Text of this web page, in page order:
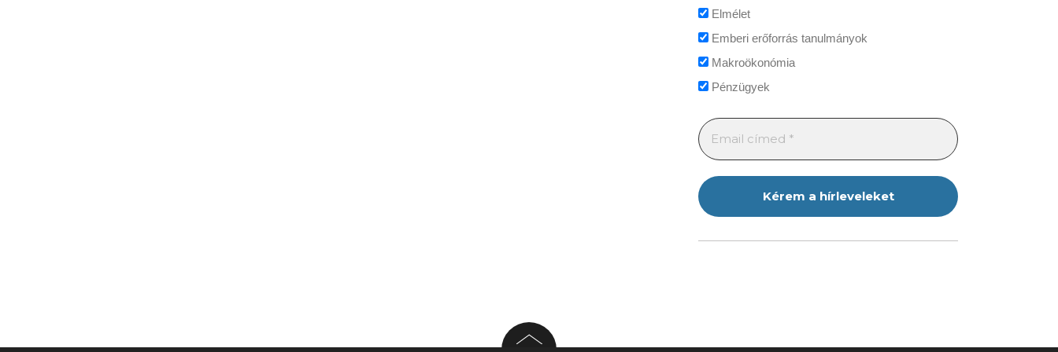
Elmélet
Emberi erőforrás tanulmányok
Makroökonómia
Pénzügyek